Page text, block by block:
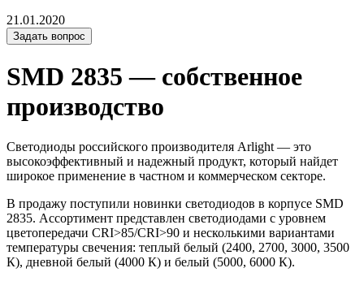
21.01.2020
Задать вопрос
SMD 2835 — собственное
производство
Светодиоды российского производителя Arlight — это
высокоэффективный и надежный продукт, который найдет
широкое применение в частном и коммерческом секторе.
В продажу поступили новинки светодиодов в корпусе SMD
2835. Ассортимент представлен светодиодами с уровнем
цветопередачи CRI>85/CRI>90 и несколькими вариантами
температуры свечения: теплый белый (2400, 2700, 3000, 3500
К), дневной белый (4000 К) и белый (5000, 6000 К).